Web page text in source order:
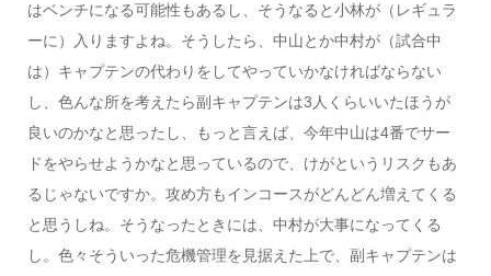
はベンチになる可能性もあるし、そうなると小林が（レギュラ
ーに）入りますよね。そうしたら、中山とか中村が（試合中
は）キャプテンの代わりをしてやっていかなければならない
し、色んな所を考えたら副キャプテンは3人くらいいたほうが
良いのかなと思ったし、もっと言えば、今年中山は4番でサー
ドをやらせようかなと思っているので、けがというリスクもあ
るじゃないですか。攻め方もインコースがどんどん増えてくる
と思うしね。そうなったときには、中村が大事になってくる
し。色々そういった危機管理を見据えた上で、副キャプテンは